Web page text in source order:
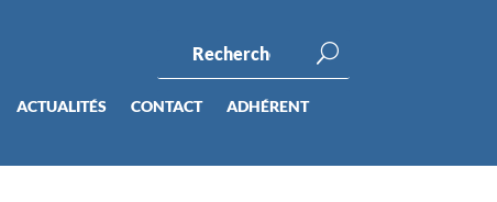
ACTUALITÉS CONTACT ADHÉRENT